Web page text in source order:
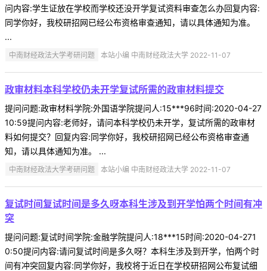
问内容:学生证放在学校而学校还没开学复试资料审查怎么办回复内容:
同学你好，我校研招网已经公布资格审查通知，请以具体通知为准。
...
中南财经政法大学考研问题 本站小编 中南财经政法大学 2022-11-07
政审材料本科学校仍未开学复试所需的政审材料提交
提问问题:政审材料学院:外国语学院提问人:15***96时间:2020-04-27
10:59提问内容:老师好，请问本科学校仍未开学，复试所需的政审材
料如何提交？回复内容:同学你好，我校研招网已经公布资格审查通
知，请以具体通知为准。 ...
中南财经政法大学考研问题 本站小编 中南财经政法大学 2022-11-07
复试时间复试时间是多久呀本科生涉及到开学怕两个时间有冲
突
提问问题:复试时间学院:金融学院提问人:18***15时间:2020-04-271
0:50提问内容:请问复试时间是多久呀？本科生涉及到开学，怕两个时
间有冲突回复内容:同学你好，我校将于近日在学校研招网公布复试细